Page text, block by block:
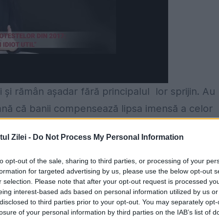
Zilei - Do Not Process My Personal Information
opt-out of the sale, sharing to third parties, or processing of your
for targeted advertising by us, please use the below opt-out
selection. Please note that after your opt-out request is processed
interest-based ads based on personal information utilized by us
to third parties prior to your opt-out. You may separately
of your personal information by third parties on the IAB’s list of
rămân așadar fără principalul lor sprijin. Au
că banii compensează lipsa imensă a celor
Psihiatrie Pediatrică al Spitalului Județean
se prezintă în cadrul Compartimentului
aceștia, în jur de 10% suferă de depresie